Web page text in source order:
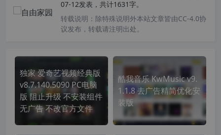
07-12发表，共计1631字。
转载说明： 除特殊说明外本站文章皆由CC-4.0协
议发布，转载请注明出处。
独家 爱奇艺视频经典版
v8.7.140.5090 PC电脑
版 阻止升级 不安装组件
无广告 不改官方文件
酷我音乐 KwMusic v9.
1.1.8 去广告精简优化安
装版